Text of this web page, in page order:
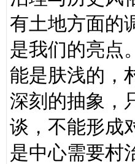
有土地方面的
是我们的亮点
能是肤浅的，
深刻的抽象，
谈，不能形成
是中心需要村